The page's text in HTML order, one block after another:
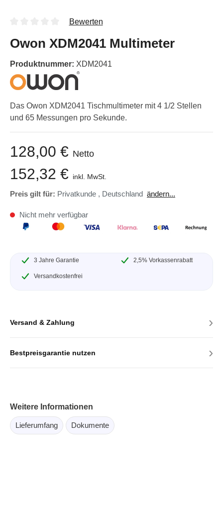
Bewerten
Owon XDM2041 Multimeter
Produktnummer: XDM2041
Das Owon XDM2041 Tischmultimeter mit 4 1/2 Stellen
und 65 Messungen pro Sekunde.
128,00 € Netto
152,32 € inkl. MwSt.
Preis gilt für: Privatkunde , Deutschland ändern...
Nicht mehr verfügbar
3 Jahre Garantie 2,5% Vorkassenrabatt
Versandkostenfrei
Versand & Zahlung ›
Bestpreisgarantie nutzen ›
Weitere Informationen
Lieferumfang Dokumente